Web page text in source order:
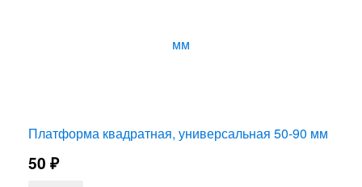
Платформа квадратная, универсальная 50-90 мм
50 ₽